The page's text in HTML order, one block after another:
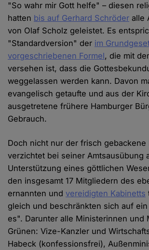
"So wahr mir Gott helfe" – diesen
hatten bis auf Gerhard Schröder alle
von Olaf Scholz geleistet. Es
"Standardversion" der im
vorgeschriebenen Formel, die mit
versehen ist, dass die
weggelassen werden kann. Davon
evangelisch getaufte und aus der
ausgetretene frühere Hamburger
Gebrauch.
Doch nicht nur der frisch gebackene
verzichtet bei seiner Amtsausübung
Unterstützung eines göttlichen
den insgesamt 17 Mitgliedern des
ernannten undvereidigten Kabinetts
gleich und beschränkten sich auf
es". Darunter alle Ministerinnen und
Grünen: Vize-Kanzler und
Habeck (konfessionsfrei),